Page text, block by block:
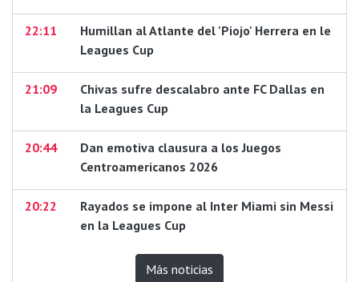
22:11
Humillan al Atlante del 'Piojo' Herrera en le
Leagues Cup
21:09
Chivas sufre descalabro ante FC Dallas en
la Leagues Cup
20:44
Dan emotiva clausura a los Juegos
Centroamericanos 2026
20:22
Rayados se impone al Inter Miami sin Messi
en la Leagues Cup
Más noticias